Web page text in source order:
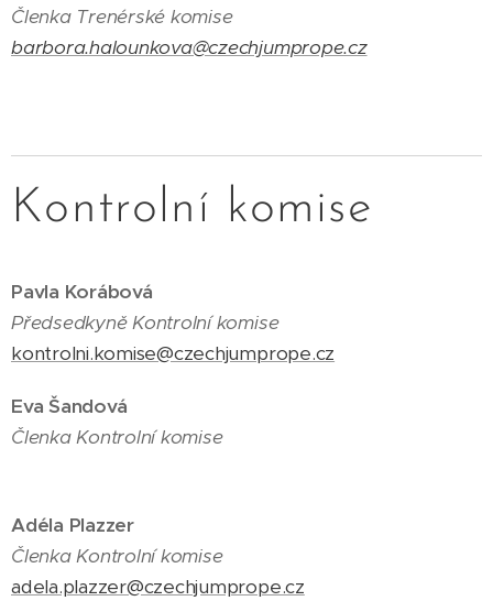
Členka Trenérské komise
barbora.halounkova@czechjumprope.cz
Kontrolní komise
Pavla Korábová
Předsedkyně Kontrolní komise
kontrolni.komise@czechjumprope.cz
Eva Šandová
Členka Kontrolní komise
Adéla Plazzer
Členka Kontrolní komise
adela.plazzer@czechjumprope.cz